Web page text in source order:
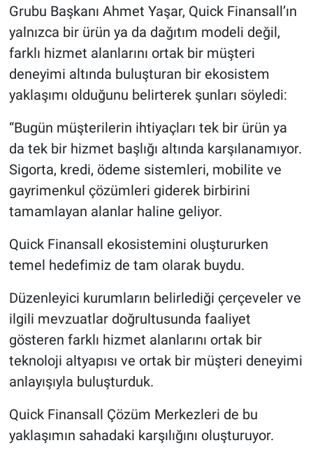
Grubu Başkanı Ahmet Yaşar, Quick Finansall’ın
yalnızca bir ürün ya da dağıtım modeli değil,
farklı hizmet alanlarını ortak bir müşteri
deneyimi altında buluşturan bir ekosistem
yaklaşımı olduğunu belirterek şunları söyledi:
“Bugün müşterilerin ihtiyaçları tek bir ürün ya
da tek bir hizmet başlığı altında karşılanamıyor.
Sigorta, kredi, ödeme sistemleri, mobilite ve
gayrimenkul çözümleri giderek birbirini
tamamlayan alanlar haline geliyor.
Quick Finansall ekosistemini oluştururken
temel hedefimiz de tam olarak buydu.
Düzenleyici kurumların belirlediği çerçeveler ve
ilgili mevzuatlar doğrultusunda faaliyet
gösteren farklı hizmet alanlarını ortak bir
teknoloji altyapısı ve ortak bir müşteri deneyimi
anlayışıyla buluşturduk.
Quick Finansall Çözüm Merkezleri de bu
yaklaşımın sahadaki karşılığını oluşturuyor.